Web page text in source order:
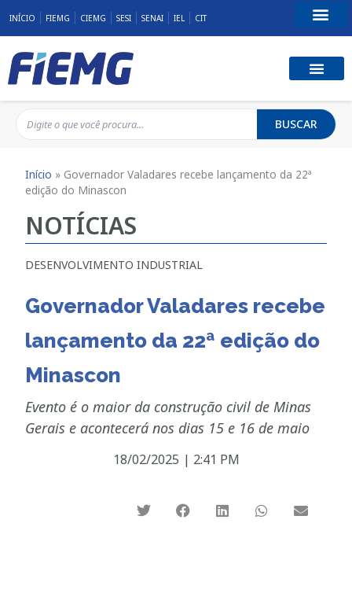
INÍCIO FIEMG CIEMG SESI SENAI IEL CIT
BUSCAR
Início » Governador Valadares recebe lançamento da 22ª
edição do Minascon
NOTÍCIAS
DESENVOLVIMENTO INDUSTRIAL
Governador Valadares recebe
lançamento da 22ª edição do
Minascon
Evento é o maior da construção civil de Minas
Gerais e acontecerá nos dias 15 e 16 de maio
18/02/2025 | 2:41 PM